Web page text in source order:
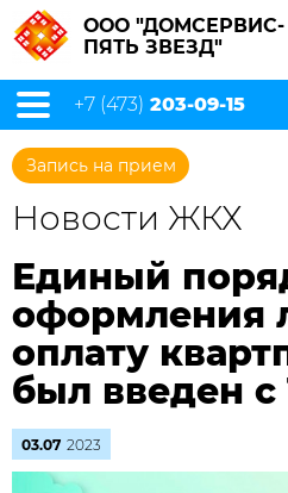
ООО "ДОМСЕРВИС-
ПЯТЬ ЗВЕЗД"
+7 (473) 203-09-15
Запись на прием
Новости ЖКХ
Единый
оформления
оплату
был введен с
03.07 2023